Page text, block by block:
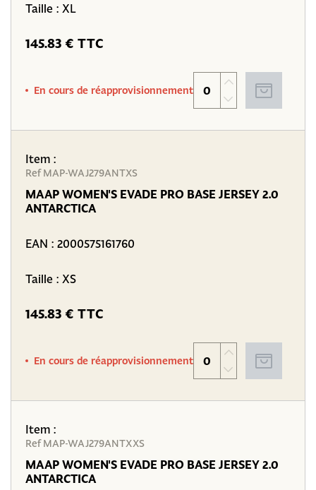
Taille : XL
145.83 € TTC
En cours de réapprovisionnement
Item :
Ref MAP-WAJ279ANTXS
MAAP WOMEN'S EVADE PRO BASE JERSEY 2.0
ANTARCTICA
EAN : 2000575161760
Taille : XS
145.83 € TTC
En cours de réapprovisionnement
Item :
Ref MAP-WAJ279ANTXXS
MAAP WOMEN'S EVADE PRO BASE JERSEY 2.0
ANTARCTICA